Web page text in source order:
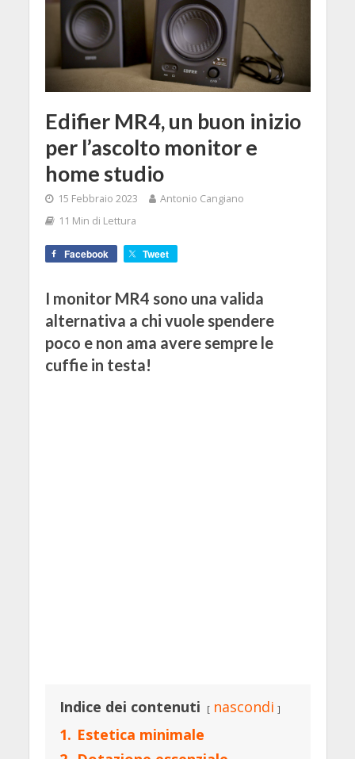
Edifier MR4, un buon inizio
per l’ascolto monitor e
home studio
15 Febbraio 2023
Antonio Cangiano
11 Min di Lettura
Facebook Tweet
I monitor MR4 sono una valida
alternativa a chi vuole spendere
poco e non ama avere sempre le
cuffie in testa!
Indice dei contenuti
nascondi
1. Estetica minimale